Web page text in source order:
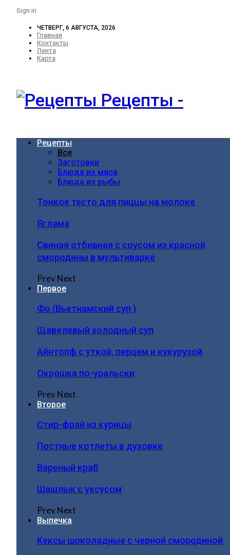
Sign in
ЧЕТВЕРГ, 6 АВГУСТА, 2026
Главная
Контакты
Лента
Карта
Рецепты -
Рецепты
Все
Заготовки
Блюда из мяса
Блюда из рыбы
Тонкое тесто для пиццы на молоке
Яглама
Свиная отбивная с соусом из красной
смородины в мультиварке
PrevNext
Первое
Фо (Вьетнамский суп )
Щавелевый холодный суп
Айнтопф с уткой, перцем и кукурузой
Окрошка по-уральски
PrevNext
Второе
Стир-фрай из курицы
Постные котлеты в духовке
Вареный краб
Шашлык с уксусом
PrevNext
Выпечка
Кексы шоколадные с черной смородиной